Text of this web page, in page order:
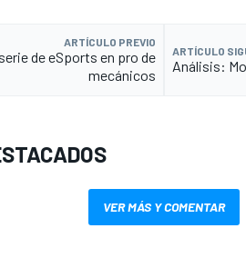
ARTÍCULO PREVIO
de eSports en pro de
mecánicos
ARTÍCULO
Análisis:
VER MÁS Y COMENTAR